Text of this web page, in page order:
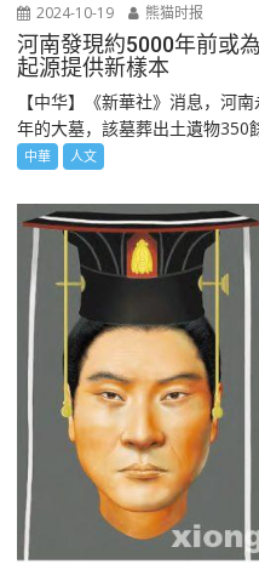
2024-10-19 熊猫时报
河南發現約5000年前或
起源提供新樣本
【中华】《新華社》消息，河
年的大墓，該墓葬出土遺物350
中華 人文